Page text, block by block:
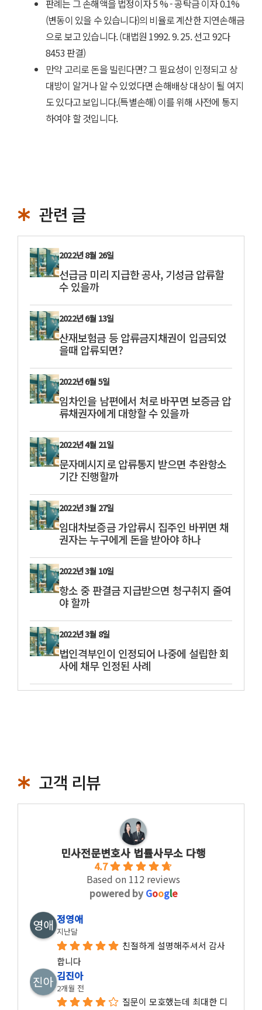
판례는 그 손해액을 법정이자 5 % - 공탁금 이자 0.1%
(변동이 있을 수 있습니다)의 비율로 계산한 지연손해금
으로 보고 있습니다. (대법원 1992. 9. 25. 선고 92다
8453 판결)
만약 고리로 돈을 빌린다면? 그 필요성이 인정되고 상
대방이 알거나 알 수 있었다면 손해배상 대상이 될 여지
도 있다고 보입니다.(특별손해) 이를 위해 사전에 통지
하여야 할 것입니다.
관련 글
2022년 8월 26일
선급금 미리 지급한 공사, 기성금 압류할
수 있을까
2022년 6월 13일
산재보험금 등 압류금지채권이 입금되었
을때 압류되면?
2022년 6월 5일
임차인을 남편에서 처로 바꾸면 보증금 압
류채권자에게 대항할 수 있을까
2022년 4월 21일
문자메시지로 압류통지 받으면 추완항소
기간 진행할까
2022년 3월 27일
임대차보증금 가압류시 집주인 바뀌면 채
권자는 누구에게 돈을 받아야 하나
2022년 3월 10일
항소 중 판결금 지급받으면 청구취지 줄여
야 할까
2022년 3월 8일
법인격부인이 인정되어 나중에 설립한 회
사에 채무 인정된 사례
고객 리뷰
민사전문변호사 법률사무소 다행
4.7
Based on 112 reviews
powered by Google
정영애
지난달
친절하게 설명해주셔서 감사
합니다
김진아
2개월 전
질문이 모호했는데 최대한 디